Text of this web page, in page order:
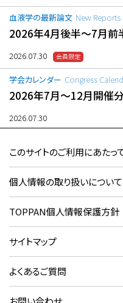
血液学の最新論文 New
2026年4月後半〜7月前
2026.07.30
学会カレンダー Congress
2026年7月〜12月開催
2026.07.30
このサイトのご利用にあたっ
個人情報の取り扱いについて
TOPPAN個人情報保護方針
サイトマップ
よくあるご質問